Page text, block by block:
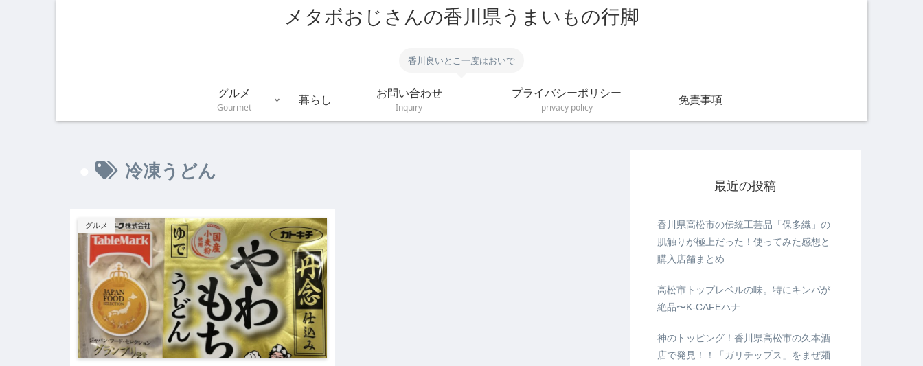
メタボおじさんの香川県うまいもの行脚
香川良いとこ一度はおいで
グルメ
Gourmet
暮らし
お問い合わせ
Inquiry
プライバシーポリシー
privacy policy
免責事項
冷凍うどん
グルメ
最近の投稿
香川県高松市の伝統工芸品「保多織」の
肌触りが極上だった！使ってみた感想と
購入店舗まとめ
高松市トップレベルの味。特にキンパが
絶品〜K-CAFEハナ
神のトッピング！香川県高松市の久本酒
店で発見！！「ガリチップス」をまぜ麺